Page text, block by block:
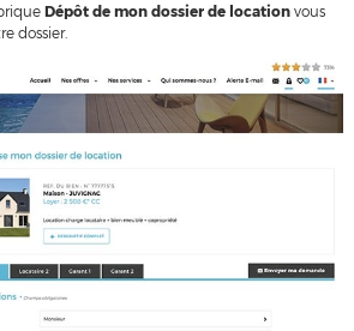
Dépôt de mon dossier de locationvous
dossier.